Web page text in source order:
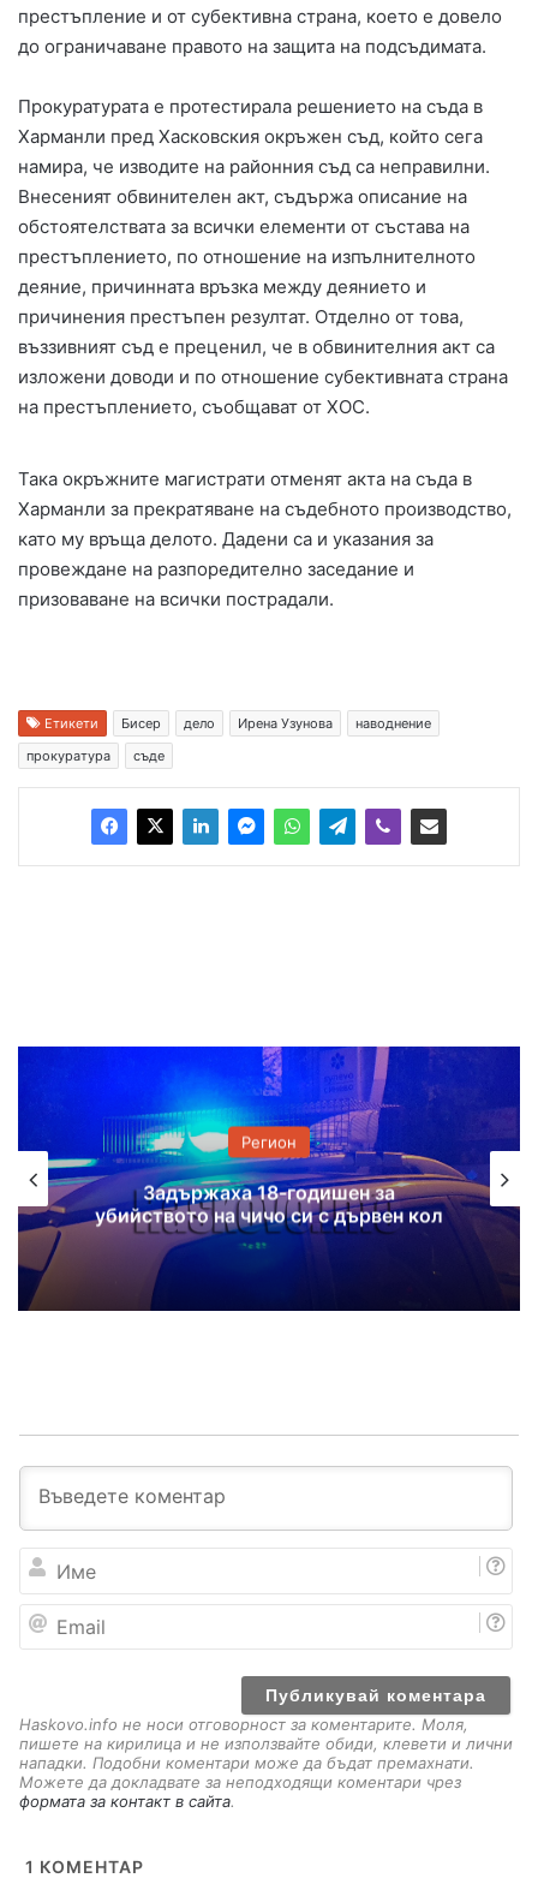
престъпление и от субективна страна, което е довело
до ограничаване правото на защита на подсъдимата.
Прокуратурата е протестирала решението на съда в
Харманли пред Хасковския окръжен съд, който сега
намира, че изводите на районния съд са неправилни.
Внесеният обвинителен акт, съдържа описание на
обстоятелствата за всички елементи от състава на
престъплението, по отношение на изпълнителното
деяние, причинната връзка между деянието и
причинения престъпен резултат. Отделно от това,
въззивният съд е преценил, че в обвинителния акт са
изложени доводи и по отношение субективната страна
на престъплението, съобщават от ХОС.
Така окръжните магистрати отменят акта на съда в
Харманли за прекратяване на съдебното производство,
като му връща делото. Дадени са и указания за
провеждане на разпоредително заседание и
призоваване на всички пострадали.
Етикети Бисер дело Ирена Узунова
наводнение
прокуратура
съде
Регион
Два пожара гасиха в Хасковска
област
е
a
Haskovo.info не носи отговорност за коментарите. Моля,
пишете на кирилица и не използвайте обиди, клевети и лични
нападки. Подобни коментари може да бъдат премахнати.
Можете да докладвате за неподходящи коментари чрез
формата за контакт в сайта.
1 КОМЕНТАР